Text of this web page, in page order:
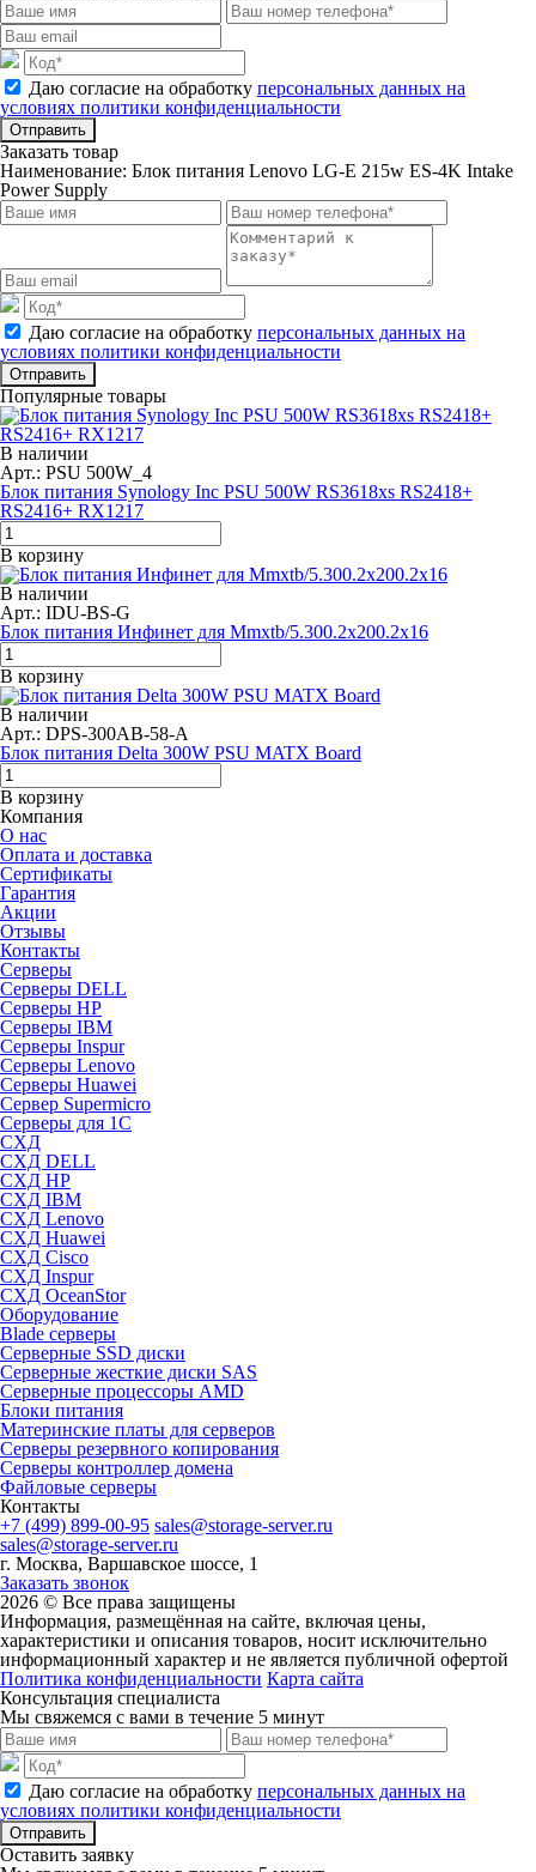
Даю согласие на обработку персональных данных на
условиях политики конфиденциальности
Отправить
Заказать товар
Наименование: Блок питания Lenovo LG-E 215w ES-4K Intake
Power Supply
Даю согласие на обработку персональных данных на
условиях политики конфиденциальности
Отправить
Популярные товары
В наличии
Арт.: PSU 500W_4
Блок питания Synology Inc PSU 500W RS3618xs RS2418+
RS2416+ RX1217
В корзину
В наличии
Арт.: IDU-BS-G
Блок питания Инфинет для Mmxtb/5.300.2x200.2x16
В корзину
В наличии
Арт.: DPS-300AB-58-A
Блок питания Delta 300W PSU MATX Board
В корзину
Компания
О нас
Оплата и доставка
Сертификаты
Гарантия
Акции
Отзывы
Контакты
Серверы
Серверы DELL
Серверы HP
Серверы IBM
Серверы Inspur
Серверы Lenovo
Серверы Huawei
Сервер Supermicro
Серверы для 1C
СХД
СХД DELL
СХД HP
СХД IBM
СХД Lenovo
СХД Huawei
СХД Cisco
СХД Inspur
СХД OceanStor
Оборудование
Blade серверы
Серверные SSD диски
Cерверные жесткие диски SAS
Серверные процессоры AMD
Блоки питания
Материнские платы для серверов
Серверы резервного копирования
Серверы контроллер домена
Файловые серверы
Контакты
+7 (499) 899-00-95 sales@storage-server.ru
sales@storage-server.ru
г. Москва, Варшавское шоссе, 1
Заказать звонок
2026 © Все права защищены
Информация, размещённая на сайте, включая цены,
характеристики и описания товаров, носит исключительно
информационный характер и не является публичной офертой
Политика конфиденциальности Карта сайта
Консультация специалиста
Мы свяжемся с вами в течение 5 минут
Даю согласие на обработку персональных данных на
условиях политики конфиденциальности
Отправить
Оставить заявку